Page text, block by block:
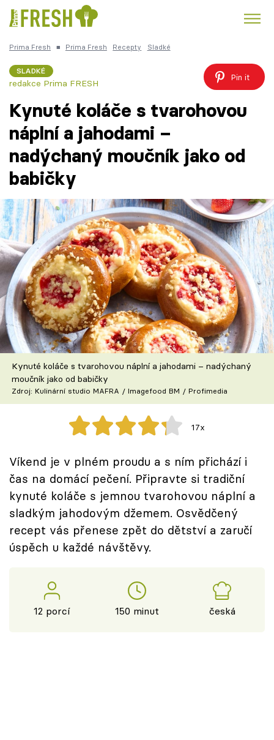
Česká kuchyně Čokoláda
Témata
Články
TV Program
Škola vaření
Recepty z TV
Speciál: Cuketa
Těhotnej kuchař
Sledujte prima+
Sledujte nás
Prima Fresh ■ Prima Fresh Recepty Sladké
SLADKÉ
redakce Prima FRESH
Pin it
Kynuté koláče s tvarohovou
náplní a jahodami –
nadýchaný moučník jako od
babičky
Kynuté koláče s tvarohovou náplní a jahodami – nadýchaný
moučník jako od babičky
Zdroj: Kulinární studio MAFRA / Imagefood BM / Profimedia
17x
Víkend je v plném proudu a s ním přichází i
čas na domácí pečení. Připravte si tradiční
kynuté koláče s jemnou tvarohovou náplní a
sladkým jahodovým džemem. Osvědčený
recept vás přenese zpět do dětství a zaručí
úspěch u každé návštěvy.
12 porcí 150 minut česká